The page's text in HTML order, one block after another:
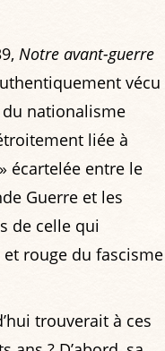
Notre avant-guerre
vécu
nationalisme
liée à
écartelée entre le
Guerre et les
de celle qui
et rouge du fascisme
trouverait à ces